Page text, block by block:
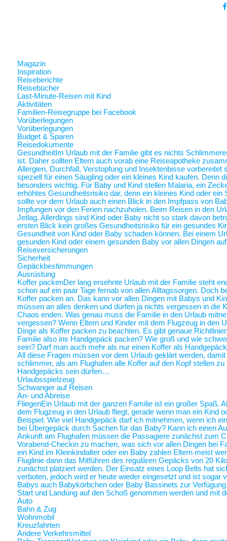
Magazin
Inspiration
Reiseberichte
Reisebücher
Last-Minute-Reisen mit Kind
Aktivitäten
Familien-Reisegruppe bei Facebook
Vorüberlegungen
Vorüberlegungen
Budget & Sparen
Reisedokumente
Gesundheit Im Urlaub mit der Familie gibt es nichts
ist. Daher sollten Eltern auch vorab eine Reiseapotheke
Allergien, Durchfall, Verstopfung und Insektenbisse
speziell für einen Säugling oder ein kleines Kind kaufen. Denn
besonders wichtig. Für Baby und Kind stellen Malaria, ein
erhöhtes Gesundheitsrisiko dar, denn ein kleines Kind oder
sollte vor dem Urlaub auch einen Blick in den Impfpass von
Impfungen vor den Ferien nachzuholen. Beim Reisen in den
Jetlag. Allerdings sind Kind oder Baby nicht so stark davon
ersten Blick kein großes Gesundheitsrisiko für ein gesundes
Gesundheit von Kind oder Baby schaden können. Bei einem
gesunden Kind oder einem gesunden Baby vor allen Dingen
Reiseversicherungen
Sicherheit
Gepäckbestimmungen
Ausrüstung
Koffer packenDer lang ersehnte Urlaub mit der Familie steht
schon auf ein paar Tage fernab von allen Alltagssorgen. Doch
Koffer packen an. Das kann vor allen Dingen mit Babys und
müssen an alles denken und dürfen ja nichts vergessen in die
Chaos enden. Was genau muss die Familie in den Urlaub
vergessen? Wenn Eltern und Kinder mit dem Flugzeug in den
Dinge als Koffer packen zu beachten. Es gibt genaue
Familie also ins Handgepäck packen? Wie groß und wie
sein? Darf man auch mehr als nur einen Koffer als
All diese Fragen müssen vor dem Urlaub geklärt werden,
schlimmer, als am Flughafen alle Koffer auf den Kopf stellen
Handgepäcks sein dürfen…
Urlaubsspielzeug
Schwanger auf Reisen
An- und Abreise
FliegenEin Urlaub mit der ganzen Familie ist ein großer Spaß.
dem Flugzeug in den Urlaub fliegt, gerade wenn man ein Kind
Beispiel: Wie viel Handgepäck darf ich mitnehmen, wenn ich
bei Übergepäck durch Sachen für das Baby? Kann ich einen
Ankunft am Flughafen müssen die Passagiere zunächst zum
Vorabend-Checkin zu machen, was sich vor allen Dingen bei
ein Kind im Kleinkindalter oder ein Baby zahlen Eltern meist
Fluglinie dann das Mitführen des regulären Gepäcks von 20
zunächst platziert werden. Der Einsatz eines Loop Belts hat
verboten, jedoch wird er heute wieder eingesetzt und ist sogar
Babys auch Babykörbchen oder Baby Bassinets zur
Start und Landung auf den Schoß genommen werden und mit
Auto
Bahn & Zug
Wohnmobil
Kreuzfahrten
Andere Verkehrsmittel